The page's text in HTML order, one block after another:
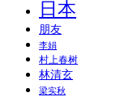
日本
朋友
李娟
村上春树
林清玄
梁实秋